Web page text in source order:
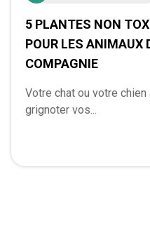
5 PLANTES NON
POUR LES ANIMAUX
COMPAGNIE
Votre chat ou votre chien
grignoter vos...